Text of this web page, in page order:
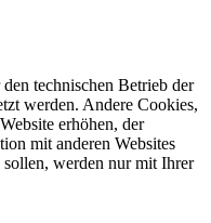
technischen Betrieb der
werden. Andere Cookies,
erhöhen, der
mit anderen Websites
werden nur mit Ihrer